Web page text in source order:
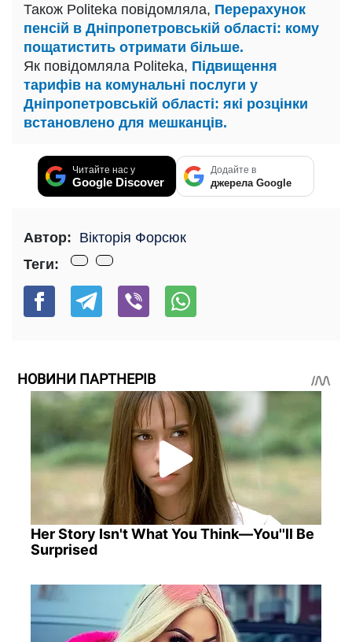
Також Politeka повідомляла, Перерахунок
пенсій в Дніпропетровській області: кому
пощатистить отримати більше.
Як повідомляла Politeka, Підвищення
тарифів на комунальні послуги у
Дніпропетровській області: які розцінки
встановлено для мешканців.
Читайте нас у
Google Discover
Додайте в
джерела Google
Автор: Вікторія Форсюк
Теги:
НОВИНИ ПАРТНЕРІВ
Her Story Isn't What You Think—You''ll Be
Surprised